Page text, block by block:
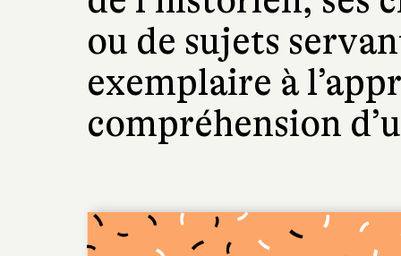
ou de sujets
exemplaire à
compréhension